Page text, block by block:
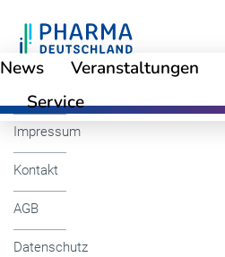
News Veranstaltungen
Service
Cookie-Einstellungen
Impressum
Kontakt
AGB
Datenschutz